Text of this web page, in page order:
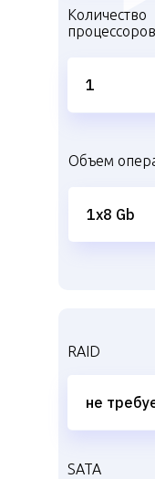
Количество
процессоров
Объем
SATA
RAID